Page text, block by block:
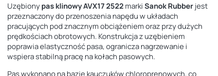
Uzębionypas klinowy AVX17 2522markiSanok Rubberjest
przeznaczony do przenoszenia napędu w układach
pracujących pod znacznym obciążeniem oraz przy dużych
prędkościach obrotowych. Konstrukcja z uzębieniem
poprawia elastyczność pasa, ogranicza nagrzewanie i
wspiera stabilną pracę na kołach pasowych.
Pas wykonano na bazie kauczuków chloroprenowych, co